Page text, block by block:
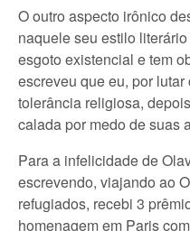
O outro aspecto irônico
naquele seu estilo
esgoto existencial e tem
escreveu que eu, por
tolerância religiosa,
calada por medo de suas
Para a infelicidade de
escrevendo, viajando ao
refugiados, recebi 3
homenagem em Paris